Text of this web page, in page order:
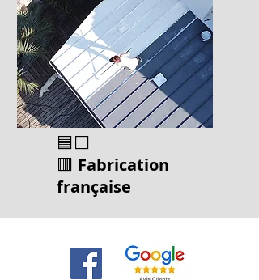
🟦⬜
🟥 Fabrication
française